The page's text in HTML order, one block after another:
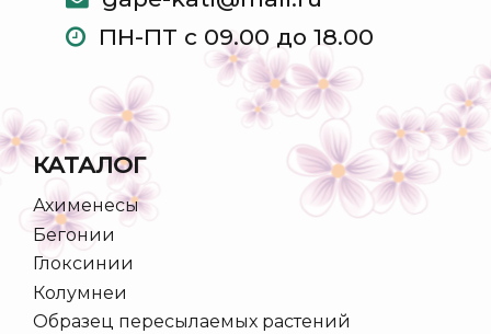
ПН-ПТ с 09.00 до 18.00
КАТАЛОГ
Ахименесы
Бегонии
Глоксинии
Колумнеи
Образец пересылаемых растений